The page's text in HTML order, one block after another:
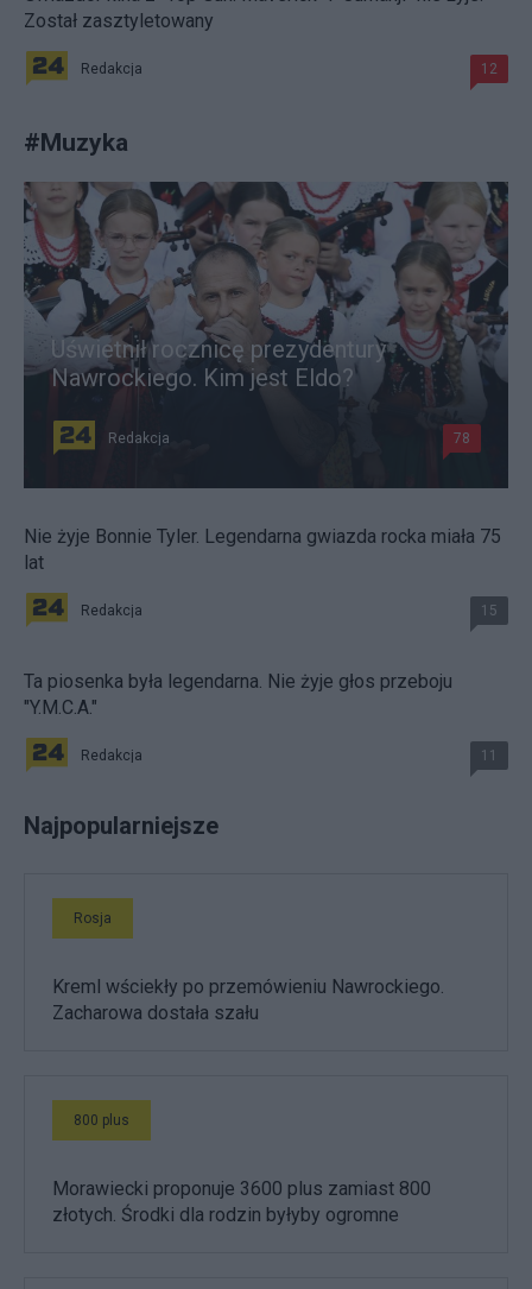
Został zasztyletowany
Redakcja 12
#Muzyka
Uświetnił rocznicę prezydentury
Nawrockiego. Kim jest Eldo?
Redakcja 78
Nie żyje Bonnie Tyler. Legendarna gwiazda rocka miała 75
lat
Redakcja 15
Ta piosenka była legendarna. Nie żyje głos przeboju
"Y.M.C.A."
Redakcja 11
Najpopularniejsze
Rosja
Kreml wściekły po przemówieniu Nawrockiego.
Zacharowa dostała szału
800 plus
Morawiecki proponuje 3600 plus zamiast 800
złotych. Środki dla rodzin byłyby ogromne